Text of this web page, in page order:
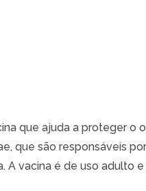
que ajuda a proteger
que são responsáveis
A vacina é de uso adulto